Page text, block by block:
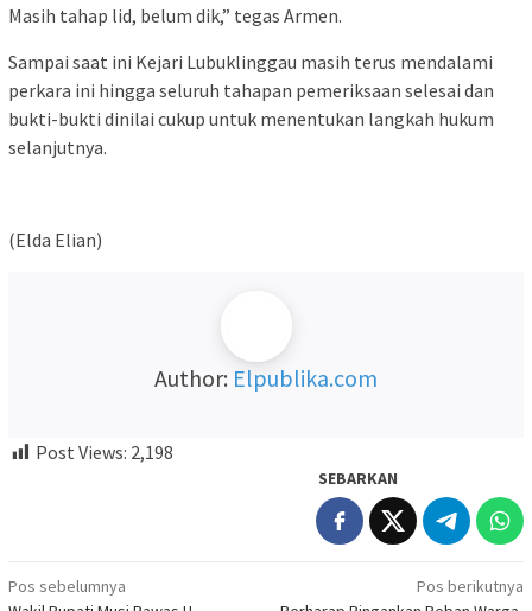
Masih tahap lid, belum dik,” tegas Armen.
Sampai saat ini Kejari Lubuklinggau masih terus mendalami
perkara ini hingga seluruh tahapan pemeriksaan selesai dan
bukti-bukti dinilai cukup untuk menentukan langkah hukum
selanjutnya.
(Elda Elian)
Author: Elpublika.com
Post Views: 2,198
SEBARKAN
Navigasi
Pos sebelumnya
Pos berikutnya